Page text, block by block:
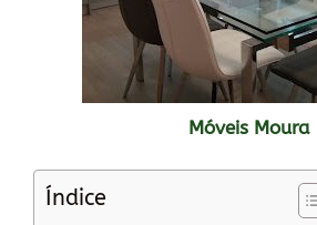
Móveis Moura
Índice